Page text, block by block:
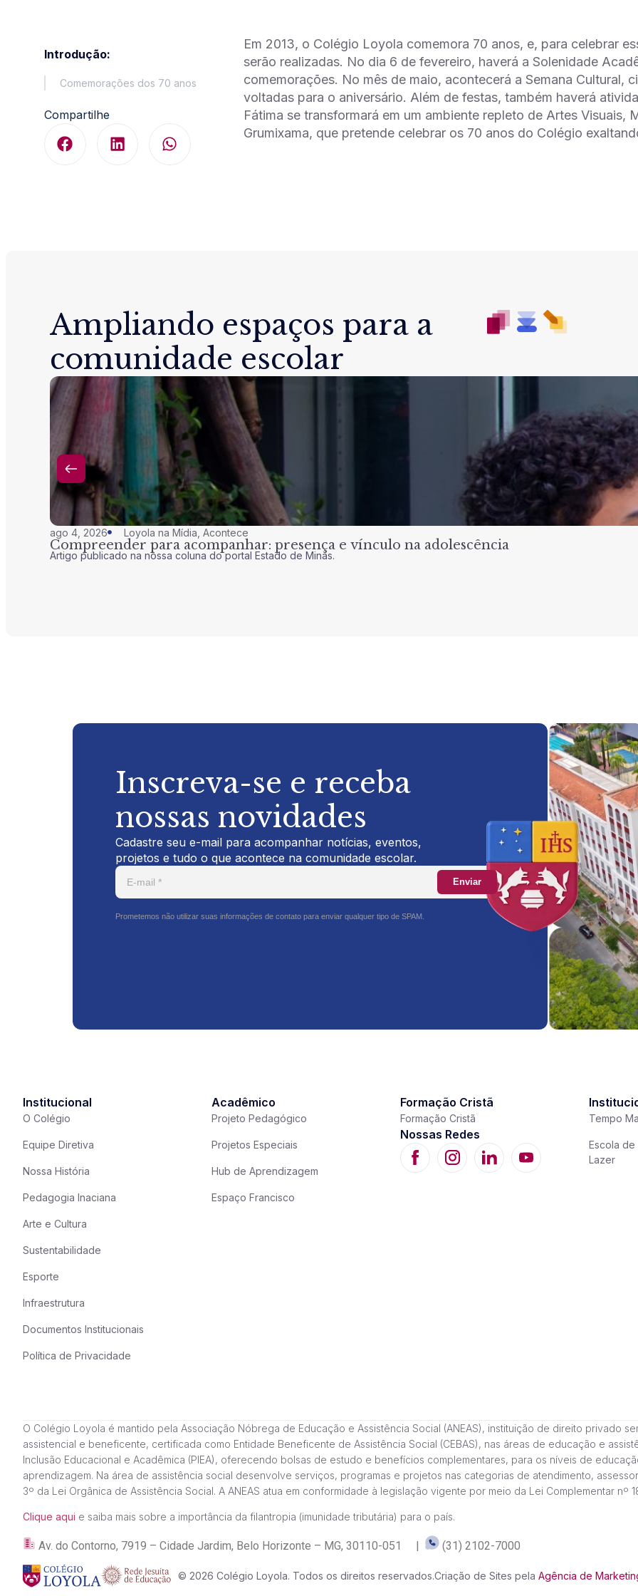
Introdução:
Comemorações dos 70 anos
Compartilhe
Em 2013, o Colégio Loyola comemora 70 anos, e, para celebrar
serão realizadas. No dia 6 de fevereiro, haverá a Solenidade
comemorações. No mês de maio, acontecerá a Semana Cultural,
voltadas para o aniversário. Além de festas, também haverá
Fátima se transformará em um ambiente repleto de Artes Visuais,
Grumixama, que pretende celebrar os 70 anos do Colégio
Ampliando espaços para a
comunidade escolar
ago 4, 2026 Loyola na Mídia Acontece
Compreender para acompanhar: presença e vínculo na adolescência
Artigo publicado na nossa coluna do portal Estado de Minas.
Inscreva-se e receba
nossas novidades
Cadastre seu e-mail para acompanhar notícias, eventos,
projetos e tudo o que acontece na comunidade escolar.
Enviar
Prometemos não utilizar suas informações de contato para enviar qualquer tipo de SPAM.
Institucional
O Colégio
Equipe Diretiva
Nossa História
Pedagogia Inaciana
Arte e Cultura
Sustentabilidade
Esporte
Infraestrutura
Documentos Institucionais
Política de Privacidade
Acadêmico
Projeto Pedagógico
Projetos Especiais
Hub de Aprendizagem
Espaço Francisco
Formação Cristã
Formação Cristã
Nossas Redes
Tempo
Escola de
Lazer
O Colégio Loyola é mantido pela Associação Nóbrega de Educação e Assistência Social (ANEAS), instituição de direito privado
assistencial e beneficente, certificada como Entidade Beneficente de Assistência Social (CEBAS), nas áreas de educação e
Inclusão Educacional e Acadêmica (PIEA), oferecendo bolsas de estudo e benefícios complementares, para os níveis de
aprendizagem. Na área de assistência social desenvolve serviços, programas e projetos nas categorias de atendimento,
3º da Lei Orgânica de Assistência Social. A ANEAS atua em conformidade à legislação vigente por meio da Lei Complementar nº
Clique aqui e saiba mais sobre a importância da filantropia (imunidade tributária) para o país.
Av. do Contorno, 7919 – Cidade Jardim, Belo Horizonte – MG, 30110-051 | (31) 2102-7000
© 2026 Colégio Loyola. Todos os direitos reservados.Criação de Sites pela Agência de